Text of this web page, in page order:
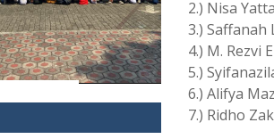
2.) Nisa
3.)
4.) M. Rezvi
5.)
6.) Alifya
7.) Ridho